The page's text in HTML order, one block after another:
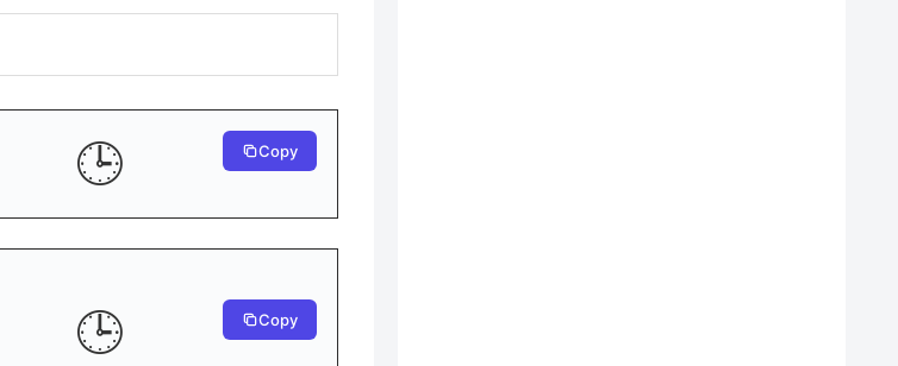
🕒 Copy
🕒 Copy